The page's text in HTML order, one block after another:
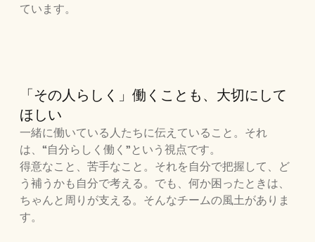
ています。
「その人らしく」働くことも、大切にして
ほしい
一緒に働いている人たちに伝えていること。それ
は、“自分らしく働く”という視点です。
得意なこと、苦手なこと。それを自分で把握して、ど
う補うかも自分で考える。でも、何か困ったときは、
ちゃんと周りが支える。そんなチームの風土がありま
す。